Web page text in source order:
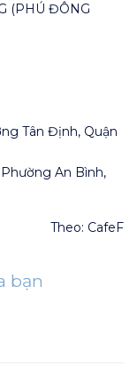
(PHÚ ĐÔNG
Tân Định, Quận
An Bình,
Theo: CafeF
bạn